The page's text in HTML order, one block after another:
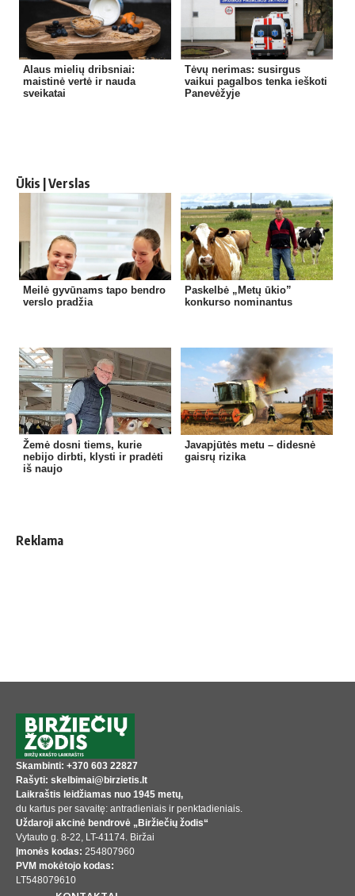
Alaus mielių dribsniai:
maistinė vertė ir nauda
sveikatai
Tėvų nerimas: susirgus
vaikui pagalbos tenka ieškoti
Panevėžyje
Ūkis | Verslas
Meilė gyvūnams tapo bendro
verslo pradžia
Paskelbė „Metų ūkio”
konkurso nominantus
Žemė dosni tiems, kurie
nebijo dirbti, klysti ir pradėti
iš naujo
Javapjūtės metu – didesnė
gaisrų rizika
Reklama
Skambinti: +370 603 22827
Rašyti: skelbimai@birzietis.lt
Laikraštis leidžiamas nuo 1945 metų,
du kartus per savaitę: antradieniais ir penktadieniais.
Uždaroji akcinė bendrovė „Biržiečių žodis“
Vytauto g. 8-22, LT-41174. Biržai
Įmonės kodas: 254807960
PVM mokėtojo kodas:
LT548079610